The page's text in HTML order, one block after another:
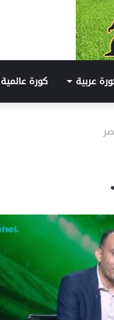
عربية كورة عالمية